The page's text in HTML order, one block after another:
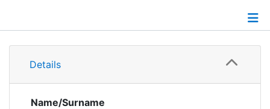
Details
Details
Name/Surname